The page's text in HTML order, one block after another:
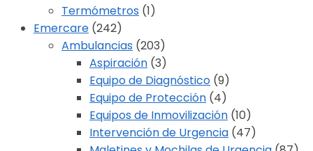
Termómetros (1)
Emercare (242)
Ambulancias (203)
Aspiración (3)
Equipo de Diagnóstico (9)
Equipo de Protección (4)
Equipos de Inmovilización (10)
Intervención de Urgencia (47)